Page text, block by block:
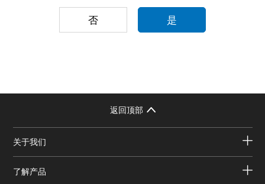
否 是
返回顶部
关于我们
了解产品